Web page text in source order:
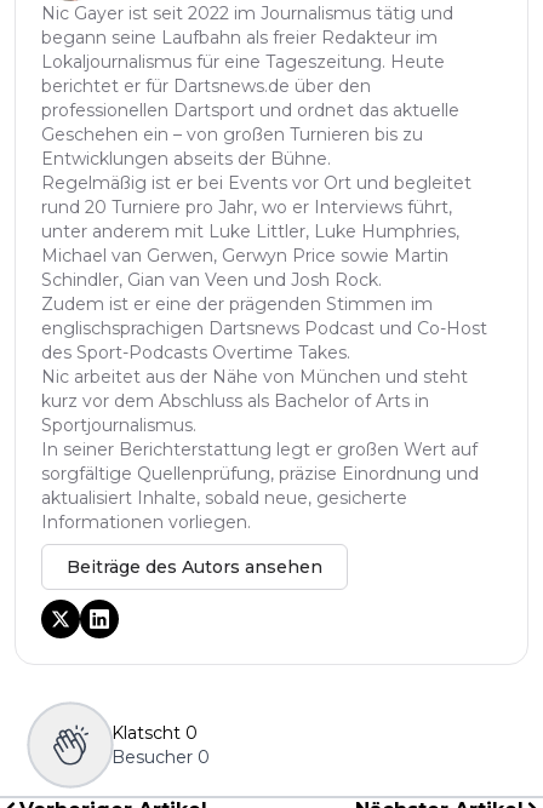
Nic Gayer ist seit 2022 im Journalismus tätig und
begann seine Laufbahn als freier Redakteur im
Lokaljournalismus für eine Tageszeitung. Heute
berichtet er für Dartsnews.de über den
professionellen Dartsport und ordnet das aktuelle
Geschehen ein – von großen Turnieren bis zu
Entwicklungen abseits der Bühne.
Regelmäßig ist er bei Events vor Ort und begleitet
rund 20 Turniere pro Jahr, wo er Interviews führt,
unter anderem mit Luke Littler, Luke Humphries,
Michael van Gerwen, Gerwyn Price sowie Martin
Schindler, Gian van Veen und Josh Rock.
Zudem ist er eine der prägenden Stimmen im
englischsprachigen Dartsnews Podcast und Co-Host
des Sport-Podcasts Overtime Takes.
Nic arbeitet aus der Nähe von München und steht
kurz vor dem Abschluss als Bachelor of Arts in
Sportjournalismus.
In seiner Berichterstattung legt er großen Wert auf
sorgfältige Quellenprüfung, präzise Einordnung und
aktualisiert Inhalte, sobald neue, gesicherte
Informationen vorliegen.
Beiträge des Autors ansehen
Klatscht 0
Besucher 0